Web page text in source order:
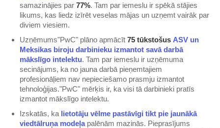
samazinājies par 77%. Tam par iemeslu ir spēkā stājies
likums, kas liedz izīrēt veselas mājas un uzņemt vairāk par
diviem viesiem.
Uzņēmums"PwC" plāno apmācīt 75 tūkstošus ASV un
Meksikas biroju darbinieku izmantot savā darbā
mākslīgo intelektu. Tam par iemeslu ir uzņēmuma
secinājums, ka no jauna darbā pieņemtajiem
profesionāļiem nav nepieciešamo prasmju izmantot
tehnoloģijas."PwC" mērķis ir, ka visi tā darbinieki pratīs
izmantot mākslīgo intelektu.
Izskatās, ka lietotāju vēlme pastāvīgi tikt pie jaunākā
viedtālruņa modeļapalēnām mazinās. Pieprasījums